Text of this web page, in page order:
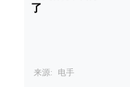
了
来源: 电手